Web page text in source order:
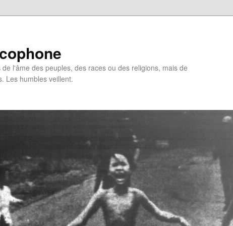
l'âme des peuples, des races ou des religions, mais de
Les humbles veillent.